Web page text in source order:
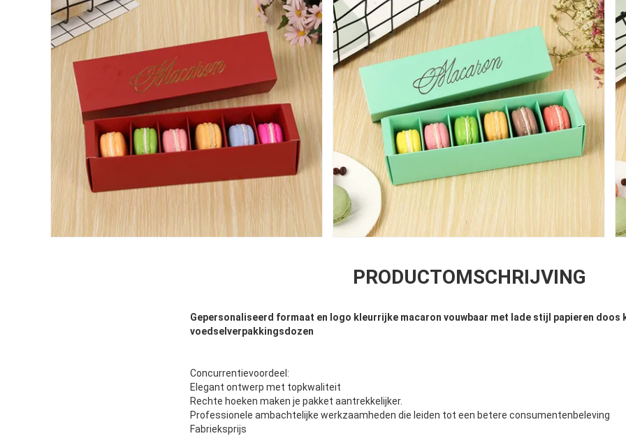
PRODUCTOMSCHRIJVING
Gepersonaliseerd formaat en logo kleurrijke macaron vouwbaar met lade stijl papieren doos
voedselverpakkingsdozen
Concurrentievoordeel:
Elegant ontwerp met topkwaliteit
Rechte hoeken maken je pakket aantrekkelijker.
Professionele ambachtelijke werkzaamheden die leiden tot een betere consumentenbeleving
Fabrieksprijs